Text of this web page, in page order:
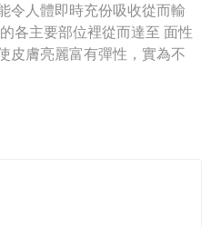
令人體即時充份吸收從而輸
各主要部位裡從而達至 面性
皮膚亮麗富有彈性，實為不